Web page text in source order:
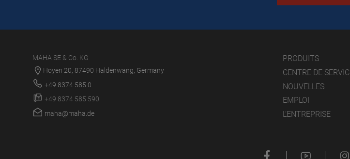
MAHA SE & Co. KG
Hoyen 20, 87490 Haldenwang, Germany
+49 8374 585 0
+49 8374 585 590
maha@maha.de
PRODUITS
CENTRE DE
NOUVELLES
EMPLOI
L’ENTREPRISE